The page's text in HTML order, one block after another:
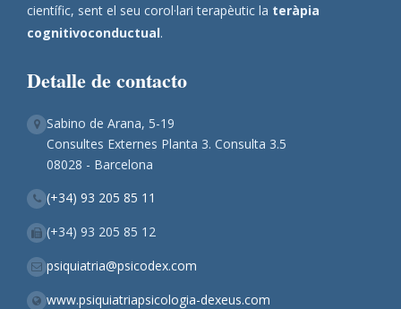
científic, sent el seu corol·lari terapèutic la teràpia
cognitivoconductual.
Detalle de contacto
Sabino de Arana, 5-19
Consultes Externes Planta 3. Consulta 3.5
08028 - Barcelona
(+34) 93 205 85 11
(+34) 93 205 85 12
psiquiatria@psicodex.com
www.psiquiatriapsicologia-dexeus.com